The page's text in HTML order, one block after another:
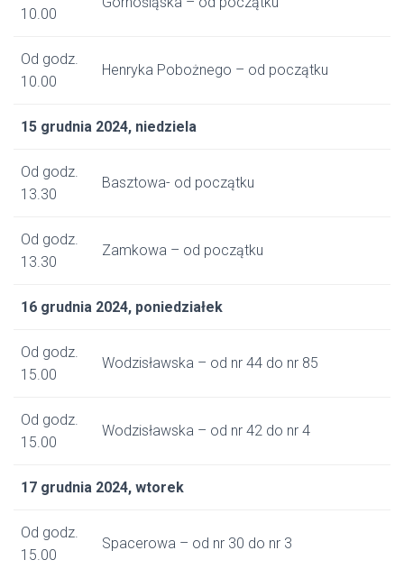
10.00
Od godz.
10.00
Henryka Pobożnego – od początku
15 grudnia 2024, niedziela
Od godz.
13.30
Basztowa- od początku
Od godz.
13.30
Zamkowa – od początku
16 grudnia 2024, poniedziałek
Od godz.
15.00
Wodzisławska – od nr 44 do nr 85
Od godz.
15.00
Wodzisławska – od nr 42 do nr 4
17 grudnia 2024, wtorek
Od godz.
15.00
Spacerowa – od nr 30 do nr 3